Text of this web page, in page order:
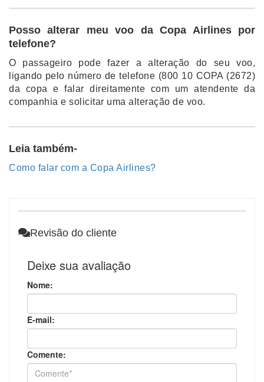
Posso alterar meu voo da Copa Airlines por
telefone?
O passageiro pode fazer a alteração do seu voo,
ligando pelo número de telefone (800 10 COPA (2672)
da copa e falar direitamente com um atendente da
companhia e solicitar uma alteração de voo.
Leia também-
Como falar com a Copa Airlines?
Revisão do cliente
Deixe sua avaliação
Nome:
E-mail:
Comente: